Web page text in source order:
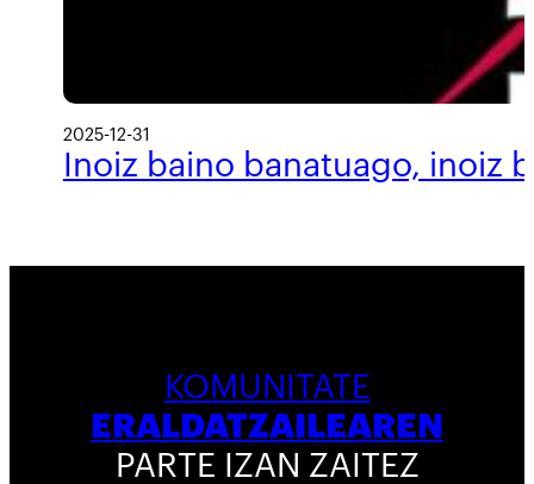
2025-12-31
Inoiz baino banatuago, inoiz
KOMUNITATE
ERALDATZAILEAREN
PARTE IZAN ZAITEZ